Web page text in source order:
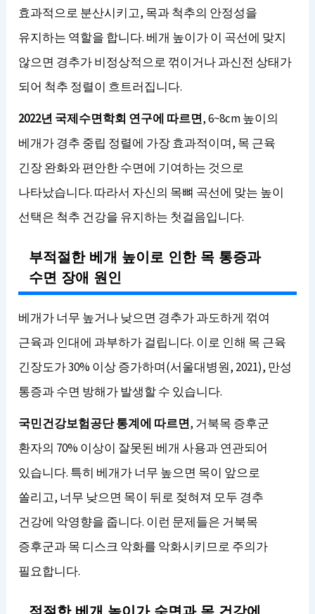
효과적으로 분산시키고, 목과 척추의 안정성을
유지하는 역할을 합니다. 베개 높이가 이 곡선에 맞지
않으면 경추가 비정상적으로 꺾이거나 과신전 상태가
되어 척추 정렬이 흐트러집니다.
2022년 국제수면학회 연구에 따르면, 6~8cm 높이의
베개가 경추 중립 정렬에 가장 효과적이며, 목 근육
긴장 완화와 편안한 수면에 기여하는 것으로
나타났습니다. 따라서 자신의 목뼈 곡선에 맞는 높이
선택은 척추 건강을 유지하는 첫걸음입니다.
부적절한 베개 높이로 인한 목 통증과
수면 장애 원인
베개가 너무 높거나 낮으면 경추가 과도하게 꺾여
근육과 인대에 과부하가 걸립니다. 이로 인해 목 근육
긴장도가 30% 이상 증가하며(서울대병원, 2021), 만성
통증과 수면 방해가 발생할 수 있습니다.
국민건강보험공단 통계에 따르면, 거북목 증후군
환자의 70% 이상이 잘못된 베개 사용과 연관되어
있습니다. 특히 베개가 너무 높으면 목이 앞으로
쏠리고, 너무 낮으면 목이 뒤로 젖혀져 모두 경추
건강에 악영향을 줍니다. 이런 문제들은 거북목
증후군과 목 디스크 악화를 악화시키므로 주의가
필요합니다.